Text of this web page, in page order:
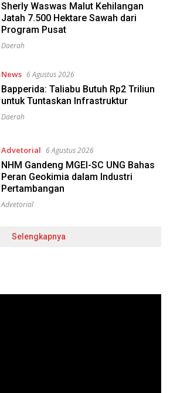
Sherly Waswas Malut Kehilangan
Jatah 7.500 Hektare Sawah dari
Program Pusat
Daerah
News 6 Agustus 2026
Bapperida: Taliabu Butuh Rp2 Triliun
untuk Tuntaskan Infrastruktur
Daerah
Advetorial 6 Agustus 2026
NHM Gandeng MGEI-SC UNG Bahas
Peran Geokimia dalam Industri
Pertambangan
Advetorial
Selengkapnya